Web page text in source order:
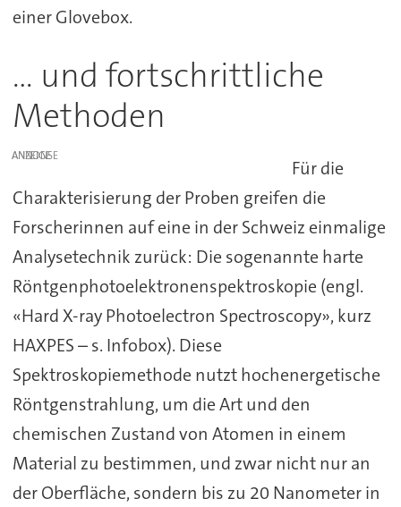
einer Glovebox.
... und fortschrittliche
Methoden
ANZEIGE
Für die
Charakterisierung der Proben greifen die
Forscherinnen auf eine in der Schweiz einmalige
Analysetechnik zurück: Die sogenannte harte
Röntgenphotoelektronenspektroskopie (engl.
«Hard X-ray Photoelectron Spectroscopy», kurz
HAXPES – s. Infobox). Diese
Spektroskopiemethode nutzt hochenergetische
Röntgenstrahlung, um die Art und den
chemischen Zustand von Atomen in einem
Material zu bestimmen, und zwar nicht nur an
der Oberfläche, sondern bis zu 20 Nanometer in